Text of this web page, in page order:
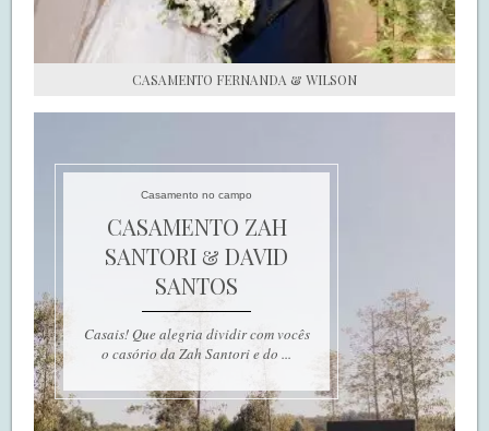
CASAMENTO FERNANDA & WILSON
Casamento no campo
CASAMENTO ZAH
SANTORI & DAVID
SANTOS
Casais! Que alegria dividir com vocês
o casório da Zah Santori e do ...